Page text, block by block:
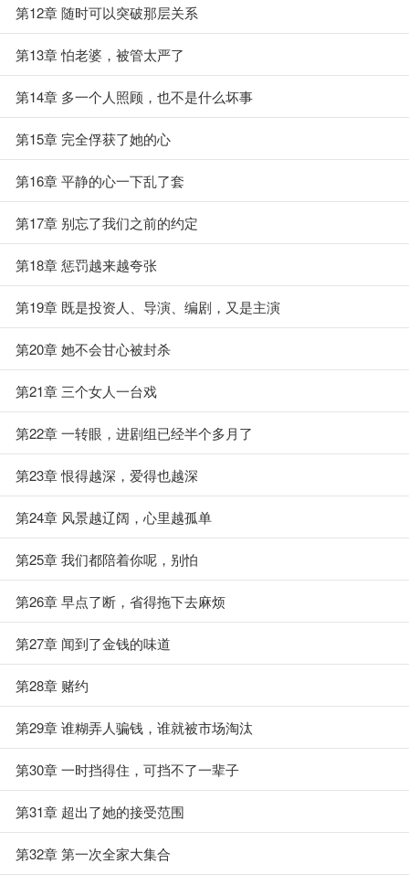
第12章 随时可以突破那层关系
第13章 怕老婆，被管太严了
第14章 多一个人照顾，也不是什么坏事
第15章 完全俘获了她的心
第16章 平静的心一下乱了套
第17章 别忘了我们之前的约定
第18章 惩罚越来越夸张
第19章 既是投资人、导演、编剧，又是主演
第20章 她不会甘心被封杀
第21章 三个女人一台戏
第22章 一转眼，进剧组已经半个多月了
第23章 恨得越深，爱得也越深
第24章 风景越辽阔，心里越孤单
第25章 我们都陪着你呢，别怕
第26章 早点了断，省得拖下去麻烦
第27章 闻到了金钱的味道
第28章 赌约
第29章 谁糊弄人骗钱，谁就被市场淘汰
第30章 一时挡得住，可挡不了一辈子
第31章 超出了她的接受范围
第32章 第一次全家大集合